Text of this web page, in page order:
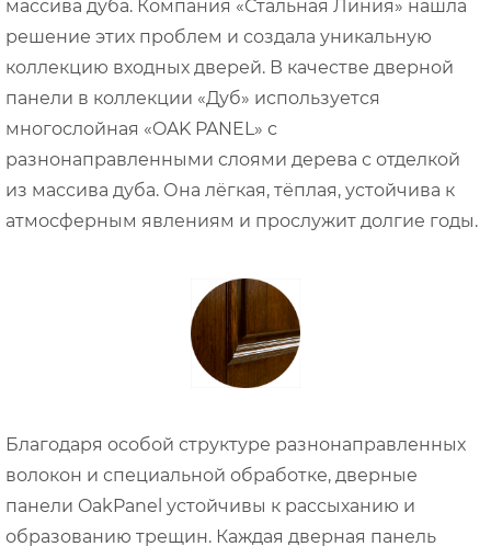
массива дуба. Компания «Стальная Линия» нашла
решение этих проблем и создала уникальную
коллекцию входных дверей. В качестве дверной
панели в коллекции «Дуб» используется
многослойная «OAK PANEL» с
разнонаправленными слоями дерева с отделкой
из массива дуба. Она лёгкая, тёплая, устойчива к
атмосферным явлениям и прослужит долгие годы.
Благодаря особой структуре разнонаправленных
волокон и специальной обработке, дверные
панели OakPanel устойчивы к рассыханию и
образованию трещин. Каждая дверная панель